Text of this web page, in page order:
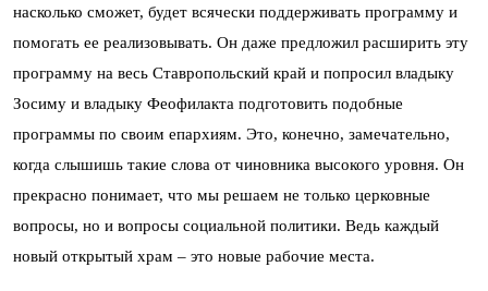
насколько сможет, будет всячески поддерживать программу и
помогать ее реализовывать. Он даже предложил расширить эту
программу на весь Ставропольский край и попросил владыку
Зосиму и владыку Феофилакта подготовить подобные
программы по своим епархиям. Это, конечно, замечательно,
когда слышишь такие слова от чиновника высокого уровня. Он
прекрасно понимает, что мы решаем не только церковные
вопросы, но и вопросы социальной политики. Ведь каждый
новый открытый храм – это новые рабочие места.